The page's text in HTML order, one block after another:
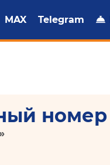
MAX Telegram
номер